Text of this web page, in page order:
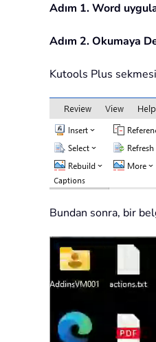
Adım 1. Word
Adım 2. Okumaya
Kutools Plus
Bundan sonra, bir